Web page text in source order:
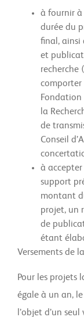
à fournir à
durée du
final, ainsi
et
recherche
comporter
Fondation
la
de
Conseil
à
support
montant
projet, un
de
étant
Versements de
Pour les projets
égale à un an,
l’objet d’un